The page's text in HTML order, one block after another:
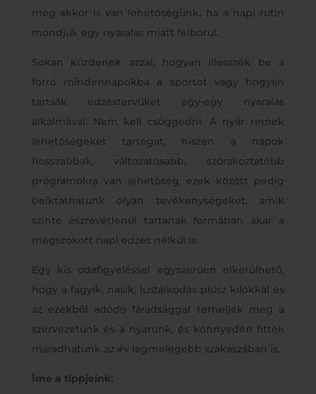
még akkor is van lehetőségünk, ha a napi rutin
mondjuk egy nyaralás miatt felborul.
Sokan küzdenek azzal, hogyan illesszék be a
forró mindennapokba a sportot vagy hogyan
tartsák edzéstervüket egy-egy nyaralás
alkalmával. Nem kell csüggedni. A nyár remek
lehetőségeket tartogat, hiszen a napok
hosszabbak, változatosabb, szórakoztatóbb
programokra van lehetőség, ezek között pedig
beiktathatunk olyan tevékenységeket, amik
szinte észrevétlenül tartanak formában akár a
megszokott napi edzés nélkül is.
Egy kis odafigyeléssel egyszerűen elkerülhető,
hogy a fagyik, nasik, lustálkodás plusz kilókkal és
az ezekből adódó fáradsággal terheljék meg a
szervezetünk és a nyarunk, és könnyedén fittek
maradhatunk az év legmelegebb szakaszában is.
Íme a tippjeink: